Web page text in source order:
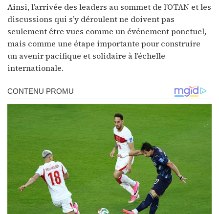
Ainsi, l’arrivée des leaders au sommet de l’OTAN et les
discussions qui s’y déroulent ne doivent pas
seulement être vues comme un événement ponctuel,
mais comme une étape importante pour construire
un avenir pacifique et solidaire à l’échelle
internationale.